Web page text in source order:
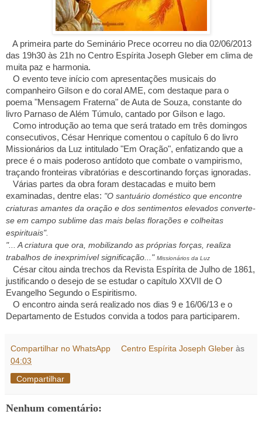
A primeira parte do Seminário Prece ocorreu no dia 02/06/2013
das 19h30 às 21h no Centro Espírita Joseph Gleber em clima de
muita paz e harmonia.
O evento teve início com apresentações musicais do
companheiro Gilson e do coral AME, com destaque para o
poema "Mensagem Fraterna" de Auta de Souza, constante do
livro Parnaso de Além Túmulo, cantado por Gilson e Iago.
Como introdução ao tema que será tratado em três domingos
consecutivos, César Henrique comentou o capítulo 6 do livro
Missionários da Luz intitulado "Em Oração", enfatizando que a
prece é o mais poderoso antídoto que combate o vampirismo,
traçando fronteiras vibratórias e descortinando forças ignoradas.
Várias partes da obra foram destacadas e muito bem
examinadas, dentre elas: "O santuário doméstico que encontre
criaturas amantes da oração e dos sentimentos elevados converte-
se em campo sublime das mais belas florações e colheitas
espirituais".
"... A criatura que ora, mobilizando as próprias forças, realiza
trabalhos de inexprimível significação..." Missionários da Luz
César citou ainda trechos da Revista Espírita de Julho de 1861,
justificando o desejo de se estudar o capítulo XXVII de O
Evangelho Segundo o Espiritismo.
O encontro ainda será realizado nos dias 9 e 16/06/13 e o
Departamento de Estudos convida a todos para participarem.
Compartilhar no WhatsApp Centro Espírita Joseph Gleber às
04:03
Compartilhar
Nenhum comentário: